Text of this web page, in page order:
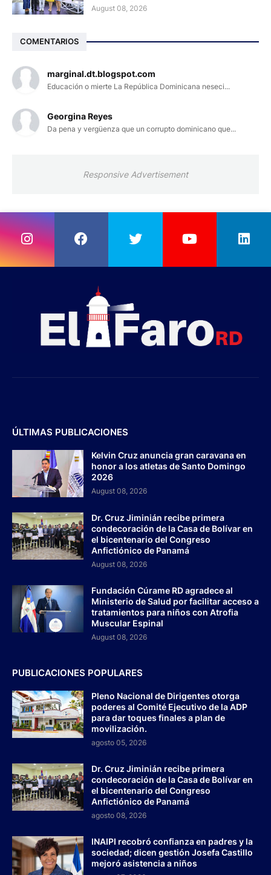
August 08, 2026
COMENTARIOS
marginal.dt.blogspot.com
Educación o mierte La República Dominicana neseci...
Georgina Reyes
Da pena y vergüenza que un corrupto dominicano que...
Responsive Advertisement
ÚLTIMAS PUBLICACIONES
Kelvin Cruz anuncia gran caravana en
honor a los atletas de Santo Domingo
2026
August 08, 2026
Dr. Cruz Jiminián recibe primera
condecoración de la Casa de Bolívar en
el bicentenario del Congreso
Anfictiónico de Panamá
August 08, 2026
Fundación Cúrame RD agradece al
Ministerio de Salud por facilitar acceso a
tratamientos para niños con Atrofia
Muscular Espinal
August 08, 2026
PUBLICACIONES POPULARES
Pleno Nacional de Dirigentes otorga
poderes al Comité Ejecutivo de la ADP
para dar toques finales a plan de
movilización.
agosto 05, 2026
Dr. Cruz Jiminián recibe primera
condecoración de la Casa de Bolívar en
el bicentenario del Congreso
Anfictiónico de Panamá
agosto 08, 2026
INAIPI recobró confianza en padres y la
sociedad; dicen gestión Josefa Castillo
mejoró asistencia a niños